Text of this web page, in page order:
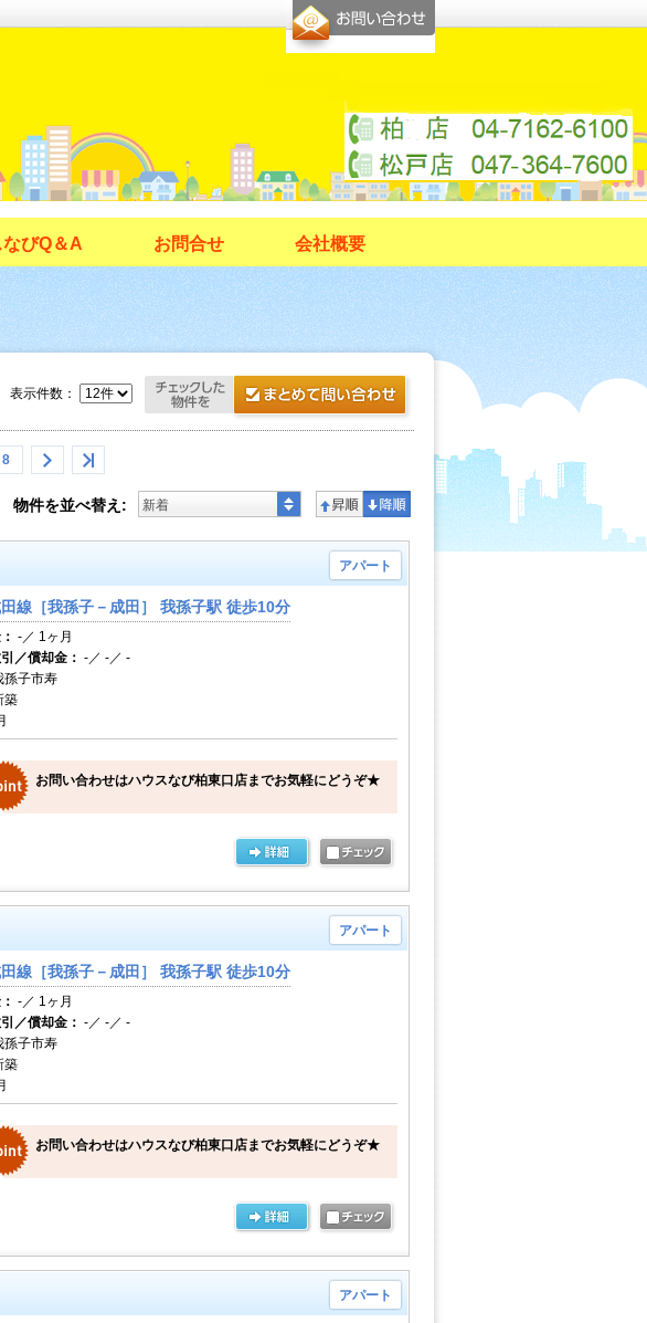
びQ＆A お問合せ 会社概要
8
表示件数：
物件を並べ替え: 新着
アパート
線［我孫子－成田］ 我孫子駅 徒歩10分
-／ 1ヶ月
／償却金： -／ -／ -
孫子市寿
築
お問い合わせはハウスなび柏東口店までお気軽にどうぞ★
アパート
線［我孫子－成田］ 我孫子駅 徒歩10分
-／ 1ヶ月
／償却金： -／ -／ -
孫子市寿
築
お問い合わせはハウスなび柏東口店までお気軽にどうぞ★
アパート